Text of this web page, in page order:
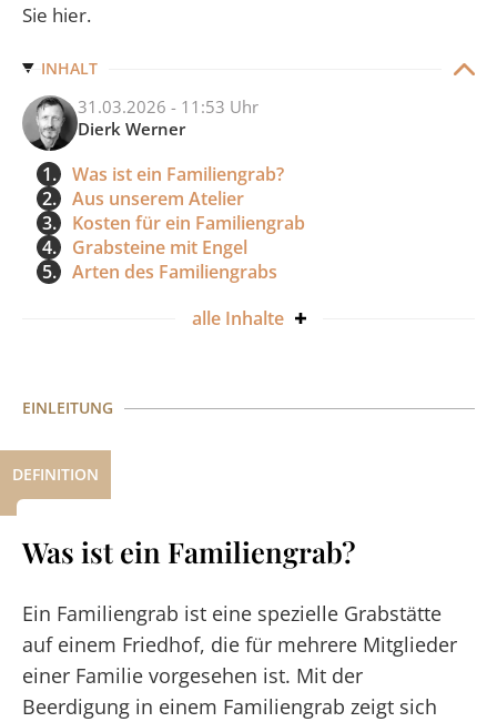
INHALT
31.03.2026 - 11:53 Uhr
Dierk Werner
1.
Was ist ein Familiengrab?
2.
Aus unserem Atelier
3.
Kosten für ein Familiengrab
4.
Grabsteine mit Engel
5.
Arten des Familiengrabs
alle Inhalte
Sie hier.
EINLEITUNG
DEFINITION
Was ist ein Familiengrab?
Ein Familiengrab ist eine spezielle Grabstätte
auf einem Friedhof, die für mehrere Mitglieder
einer Familie vorgesehen ist. Mit der
Beerdigung in einem Familiengrab zeigt sich